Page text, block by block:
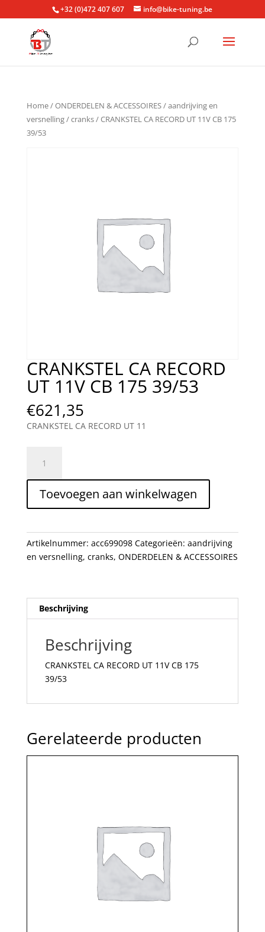
+32 (0)472 407 607 info@bike-tuning.be
Home/ONDERDELEN & ACCESSOIRES/aandrijving en
versnelling/cranks/ CRANKSTEL CA RECORD UT 11V CB 175
39/53
CRANKSTEL CA RECORD
UT 11V CB 175 39/53
€621,35
CRANKSTEL CA RECORD UT 11
RECORD
11V
175
39/53
aantal
Toevoegen aan winkelwagen
Artikelnummer: acc699098 Categorieën: aandrijving
en versnelling, cranks, ONDERDELEN & ACCESSOIRES
Beschrijving
Beschrijving
CRANKSTEL CA RECORD UT 11V CB 175
39/53
Gerelateerde producten